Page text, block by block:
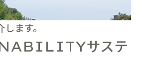
ます。
サステ